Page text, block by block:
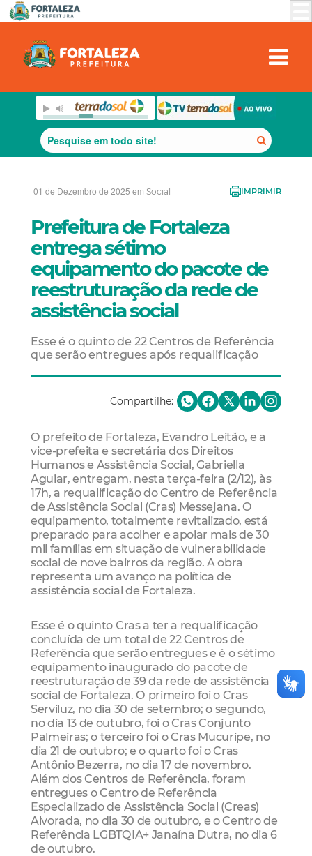
01 de Dezembro de 2025 em Social IMPRIMIR
Prefeitura de Fortaleza
entrega sétimo
equipamento do pacote de
reestruturação da rede de
assistência social
Esse é o quinto de 22 Centros de Referência
que serão entregues após requalificação
Compartilhe:
O prefeito de Fortaleza, Evandro Leitão, e a
vice-prefeita e secretária dos Direitos
Humanos e Assistência Social, Gabriella
Aguiar, entregam, nesta terça-feira (2/12), às
17h, a requalificação do Centro de Referência
de Assistência Social (Cras) Messejana. O
equipamento, totalmente revitalizado, está
preparado para acolher e apoiar mais de 30
mil famílias em situação de vulnerabilidade
social de nove bairros da região. A obra
representa um avanço na política de
assistência social de Fortaleza.
Esse é o quinto Cras a ter a requalificação
concluída de um total de 22 Centros de
Referência que serão entregues e é o sétimo
equipamento inaugurado do pacote de
reestruturação de 39 da rede de assistência
social de Fortaleza. O primeiro foi o Cras
Serviluz, no dia 30 de setembro; o segundo,
no dia 13 de outubro, foi o Cras Conjunto
Palmeiras; o terceiro foi o Cras Mucuripe, no
dia 21 de outubro; e o quarto foi o Cras
Antônio Bezerra, no dia 17 de novembro.
Além dos Centros de Referência, foram
entregues o Centro de Referência
Especializado de Assistência Social (Creas)
Alvorada, no dia 30 de outubro, e o Centro de
Referência LGBTQIA+ Janaína Dutra, no dia 6
de outubro.